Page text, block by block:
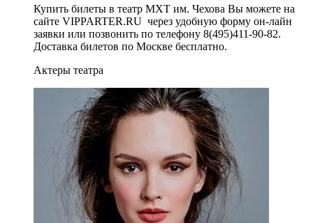
Купить билеты в театр МХТ им. Чехова Вы можете на
сайте VIPPARTER.RU через удобную форму он-лайн
заявки или позвонить по телефону 8(495)411-90-82.
Доставка билетов по Москве бесплатно.
Актеры театра